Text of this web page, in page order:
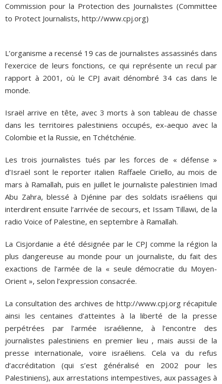
Commission pour la Protection des Journalistes (Committee
to Protect Journalists, http://www.cpj.org)
L’organisme a recensé 19 cas de journalistes assassinés dans
l’exercice de leurs fonctions, ce qui représente un recul par
rapport à 2001, où le CPJ avait dénombré 34 cas dans le
monde.
Israël arrive en tête, avec 3 morts à son tableau de chasse
dans les territoires palestiniens occupés, ex-aequo avec la
Colombie et la Russie, en Tchétchénie.
Les trois journalistes tués par les forces de « défense »
d’Israël sont le reporter italien Raffaele Ciriello, au mois de
mars à Ramallah, puis en juillet le journaliste palestinien Imad
Abu Zahra, blessé à Djénine par des soldats israéliens qui
interdirent ensuite l’arrivée de secours, et Issam Tillawi, de la
radio Voice of Palestine, en septembre à Ramallah.
La Cisjordanie a été désignée par le CPJ comme la région la
plus dangereuse au monde pour un journaliste, du fait des
exactions de l’armée de la « seule démocratie du Moyen-
Orient », selon l’expression consacrée.
La consultation des archives de http://www.cpj.org récapitule
ainsi les centaines d’atteintes à la liberté de la presse
perpétrées par l’armée israélienne, à l’encontre des
journalistes palestiniens en premier lieu , mais aussi de la
presse internationale, voire israéliens. Cela va du refus
d’accréditation (qui s’est généralisé en 2002 pour les
Palestiniens), aux arrestations intempestives, aux passages à